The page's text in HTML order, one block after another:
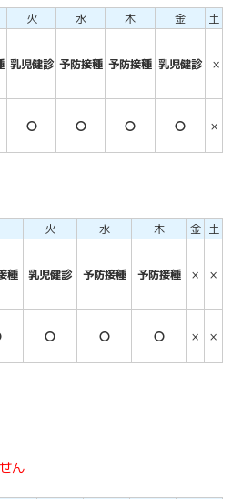
火 水 木 金
土
乳児健診 予防接種 予防接種 乳児健診 ×
〇 〇 〇 〇 ×
火 水 木 金 土
種 乳児健診 予防接種 予防接種 × ×
〇 〇 〇 × ×
ん